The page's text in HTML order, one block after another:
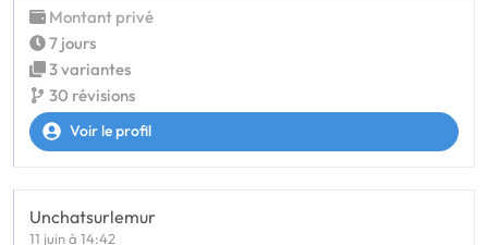
Montant privé
7 jours
3 variantes
30 révisions
Voir le profil
Unchatsurlemur
11 juin à 14:42